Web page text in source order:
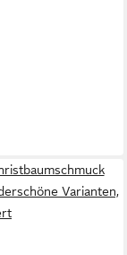
Varianten,